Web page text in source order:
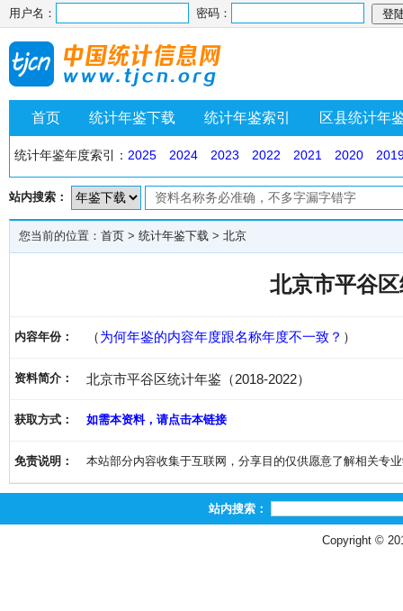
用户名： 密码：
首页 统计年鉴下载 统计年鉴索引 区县统计年
统计年鉴年度索引： 2025 2024 2023 2022 2021 2020
站内搜索：
您当前的位置： 首页 > 统计年鉴下载 > 北京
北京市平谷
内容年份： （为何年鉴的内容年度跟名称年度不一致？ ）
资料简介： 北京市平谷区统计年鉴（2018-2022）
获取方式： 如需本资料，请点击本链接
免责说明： 本站部分内容收集于互联网，分享目的仅供愿意了解相关专
站内搜索：
Copyright ©